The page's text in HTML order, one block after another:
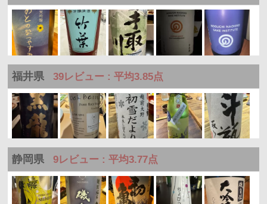
福井県 39レビュー : 平均3.85点
静岡県 9レビュー : 平均3.77点